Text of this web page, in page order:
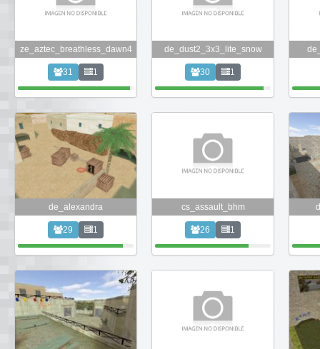
ze_aztec_breathless_dawn4
31 1
de_dust2_3x3_lite_snow
30 1
de_alexandra
29 1
cs_assault_bhm
26 1